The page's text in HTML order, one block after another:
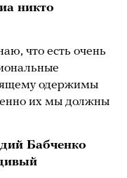
никто
что есть очень
одержимы
их мы должны
Бабченко